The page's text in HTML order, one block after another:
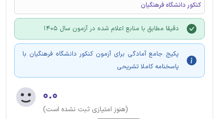
کنکور دانشگاه فرهنگیان
دقیقا مطابق با منابع اعلام شده در آزمون سال 1405
پکیج جامع آمادگی برای آزمون کنکور دانشگاه فرهنگیان با
پاسخنامه کاملا تشریحی
۰.۰
(هنوز امتیازی ثبت نشده است)